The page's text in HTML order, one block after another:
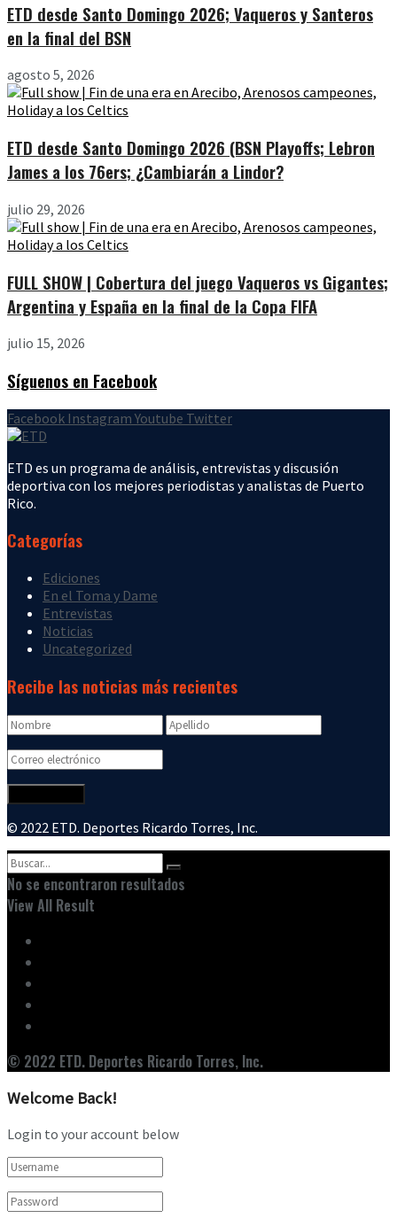
ETD desde Santo Domingo 2026; Vaqueros y Santeros
en la final del BSN
agosto 5, 2026
ETD desde Santo Domingo 2026 (BSN Playoffs; Lebron
James a los 76ers; ¿Cambiarán a Lindor?
julio 29, 2026
FULL SHOW | Cobertura del juego Vaqueros vs Gigantes;
Argentina y España en la final de la Copa FIFA
julio 15, 2026
Síguenos en Facebook
Facebook Instagram Youtube Twitter
ETD es un programa de análisis, entrevistas y discusión
deportiva con los mejores periodistas y analistas de Puerto
Rico.
Categorías
Ediciones
En el Toma y Dame
Entrevistas
Noticias
Uncategorized
Recibe las noticias más recientes
© 2022 ETD. Deportes Ricardo Torres, Inc.
No se encontraron resultados
View All Result
© 2022 ETD. Deportes Ricardo Torres, Inc.
Welcome Back!
Login to your account below